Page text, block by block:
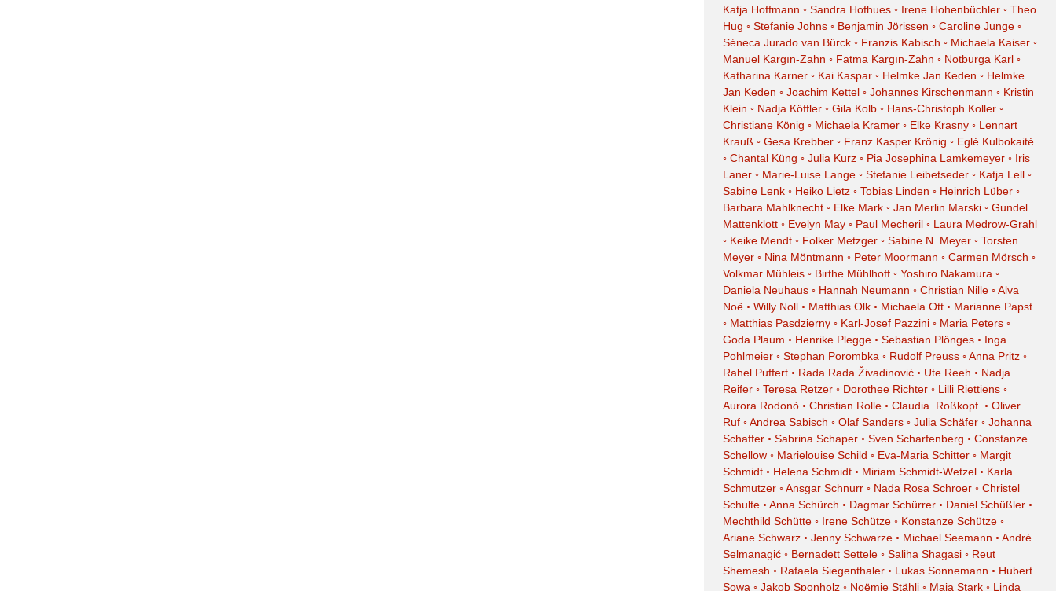
Katja Hoffmann ◦ Sandra Hofhues ◦ Irene Hohenbüchler ◦ Theo
Hug ◦ Stefanie Johns ◦ Benjamin Jörissen ◦ Caroline Junge ◦
Séneca Jurado van Bürck ◦ Franzis Kabisch ◦ Michaela Kaiser ◦
Manuel Kargın-Zahn ◦ Fatma Kargın-Zahn ◦ Notburga Karl ◦
Katharina Karner ◦ Kai Kaspar ◦ Helmke Jan Keden ◦ Helmke
Jan Keden ◦ Joachim Kettel ◦ Johannes Kirschenmann ◦ Kristin
Klein ◦ Nadja Köffler ◦ Gila Kolb ◦ Hans-Christoph Koller ◦
Christiane König ◦ Michaela Kramer ◦ Elke Krasny ◦ Lennart
Krauß ◦ Gesa Krebber ◦ Franz Kasper Krönig ◦ Eglė Kulbokaitė
◦ Chantal Küng ◦ Julia Kurz ◦ Pia Josephina Lamkemeyer ◦ Iris
Laner ◦ Marie-Luise Lange ◦ Stefanie Leibetseder ◦ Katja Lell ◦
Sabine Lenk ◦ Heiko Lietz ◦ Tobias Linden ◦ Heinrich Lüber ◦
Barbara Mahlknecht ◦ Elke Mark ◦ Jan Merlin Marski ◦ Gundel
Mattenklott ◦ Evelyn May ◦ Paul Mecheril ◦ Laura Medrow-Grahl
◦ Keike Mendt ◦ Folker Metzger ◦ Sabine N. Meyer ◦ Torsten
Meyer ◦ Nina Möntmann ◦ Peter Moormann ◦ Carmen Mörsch ◦
Volkmar Mühleis ◦ Birthe Mühlhoff ◦ Yoshiro Nakamura ◦
Daniela Neuhaus ◦ Hannah Neumann ◦ Christian Nille ◦Alva
Noë ◦ Willy Noll ◦ Matthias Olk ◦ Michaela Ott ◦ Marianne Papst
◦ Matthias Pasdzierny ◦ Karl-Josef Pazzini ◦ Maria Peters ◦
Goda Plaum ◦ Henrike Plegge ◦ Sebastian Plönges ◦ Inga
Pohlmeier ◦ Stephan Porombka ◦ Rudolf Preuss ◦Anna Pritz ◦
Rahel Puffert ◦ Rada Rada Živadinović ◦ Ute Reeh ◦ Nadja
Reifer ◦ Teresa Retzer ◦ Dorothee Richter ◦ Lilli Riettiens ◦
Aurora Rodonò ◦ Christian Rolle ◦ Claudia Roßkopf ◦ Oliver
Ruf ◦Andrea Sabisch ◦ Olaf Sanders ◦ Julia Schäfer ◦ Johanna
Schaffer ◦ Sabrina Schaper ◦ Sven Scharfenberg ◦ Constanze
Schellow ◦ Marielouise Schild ◦ Eva-Maria Schitter ◦ Margit
Schmidt ◦ Helena Schmidt ◦ Miriam Schmidt-Wetzel ◦ Karla
Schmutzer ◦Ansgar Schnurr ◦ Nada Rosa Schroer ◦ Christel
Schulte ◦Anna Schürch ◦ Dagmar Schürrer ◦ Daniel Schüßler ◦
Mechthild Schütte ◦ Irene Schütze ◦ Konstanze Schütze ◦
Ariane Schwarz ◦ Jenny Schwarze ◦ Michael Seemann ◦André
Selmanagić ◦ Bernadett Settele ◦ Saliha Shagasi ◦ Reut
Shemesh ◦ Rafaela Siegenthaler ◦ Lukas Sonnemann ◦ Hubert
Sowa ◦ Jakob Sponholz ◦ Noëmie Stähli ◦ Maja Stark ◦ Linda